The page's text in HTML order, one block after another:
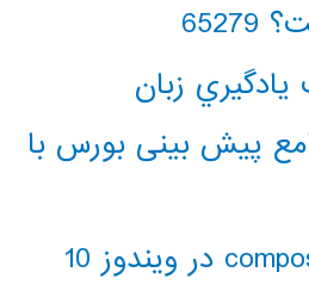
زبان
پیش بینی بورس با